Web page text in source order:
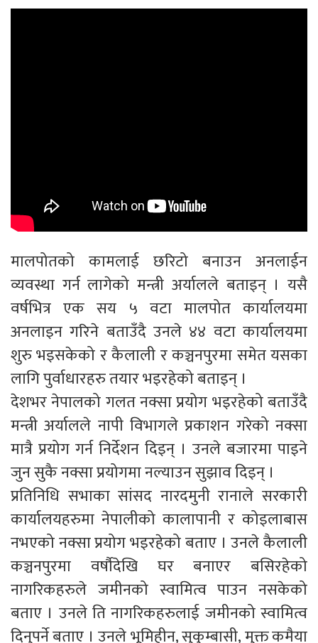
मालपोतको कामलाई छरिटो बनाउन अनलाईन
व्यवस्था गर्न लागेको मन्त्री अर्यालले बताइन् । यसै
वर्षभित्र एक सय ५ वटा मालपोत कार्यालयमा
अनलाइन गरिने बताउँदै उनले ४४ वटा कार्यालयमा
शुरु भइसकेको र कैलाली र कञ्चनपुरमा समेत यसका
लागि पुर्वाधारहरु तयार भइरहेको बताइन् ।
देशभर नेपालको गलत नक्सा प्रयोग भइरहेको बताउँदै
मन्त्री अर्यालले नापी विभागले प्रकाशन गरेको नक्सा
मात्रै प्रयोग गर्न निर्देशन दिइन् । उनले बजारमा पाइने
जुन सुकै नक्सा प्रयोगमा नल्याउन सुझाव दिइन् ।
प्रतिनिधि सभाका सांसद नारदमुनी रानाले सरकारी
कार्यालयहरुमा नेपालीको कालापानी र कोइलाबास
नभएको नक्सा प्रयोग भइरहेको बताए । उनले कैलाली
कञ्चनपुरमा वर्षौदेखि घर बनाएर बसिरहेको
नागरिकहरुले जमीनको स्वामित्व पाउन नसकेको
बताए । उनले ति नागरिकहरुलाई जमीनको स्वामित्व
दिनुपर्ने बताए । उनले भूमिहीन, सुकुम्बासी, मुक्त कमैया